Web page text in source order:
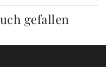
gefallen